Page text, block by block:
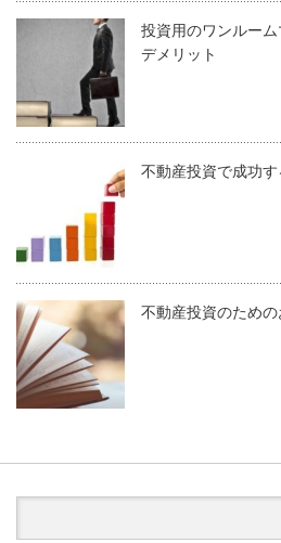
投資用のワンルー
デメリット
不動産投資で成功
不動産投資のため